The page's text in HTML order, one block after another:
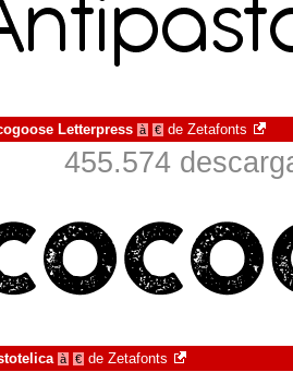
Letterpress à € de Zetafonts
455.574
à € de Zetafonts